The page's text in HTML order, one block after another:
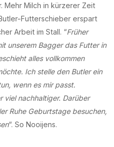
Mehr Milch in kürzerer Zeit
Futterschieber erspart
Arbeit im Stall. “Früher
unserem Bagger das Futter in
alles vollkommen
Ich stelle den Butler ein
wenn es mir passt.
viel nachhaltiger. Darüber
Ruhe Geburtstage besuchen,
“. So Nooijens.